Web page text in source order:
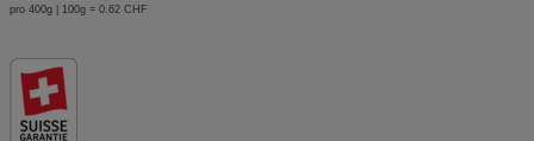
pro 400g | 100g = 0.62 CHF